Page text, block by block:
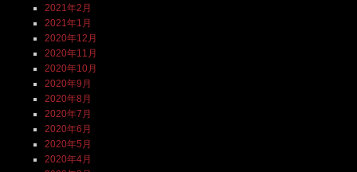
2021年2月
2021年1月
2020年12月
2020年11月
2020年10月
2020年9月
2020年8月
2020年7月
2020年6月
2020年5月
2020年4月